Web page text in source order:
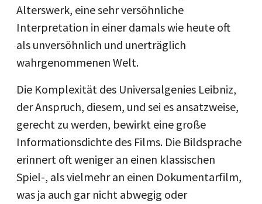
Alterswerk, eine sehr versöhnliche
Interpretation in einer damals wie heute oft
als unversöhnlich und unerträglich
wahrgenommenen Welt.
Die Komplexität des Universalgenies Leibniz,
der Anspruch, diesem, und sei es ansatzweise,
gerecht zu werden, bewirkt eine große
Informationsdichte des Films. Die Bildsprache
erinnert oft weniger an einen klassischen
Spiel-, als vielmehr an einen Dokumentarfilm,
was ja auch gar nicht abwegig oder